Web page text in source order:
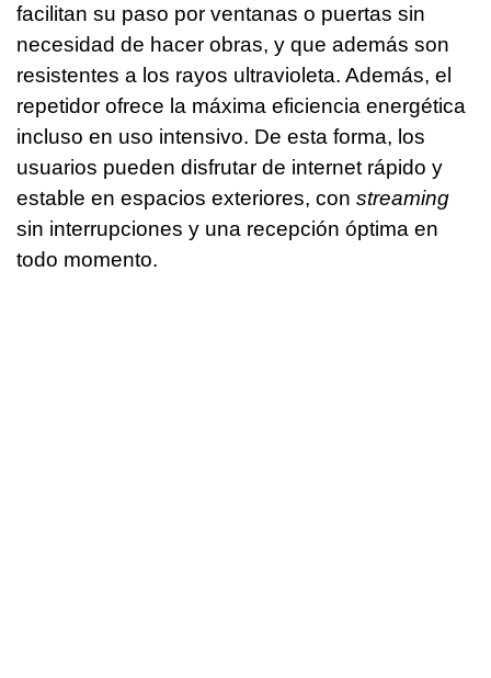
facilitan su paso por ventanas o puertas sin
necesidad de hacer obras, y que además son
resistentes a los rayos ultravioleta. Además, el
repetidor ofrece la máxima eficiencia energética
incluso en uso intensivo. De esta forma, los
usuarios pueden disfrutar de internet rápido y
estable en espacios exteriores, con streaming
sin interrupciones y una recepción óptima en
todo momento.